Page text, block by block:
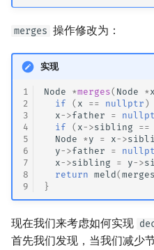
merges 操作修改为：
实现
1
2
3
4
5
6
7
8
9
Node *merges( Node * x
if
( x == nullptr )
x->father =
if
( x->sibling ==
Node
* y = x->
y->father =
x->sibling = y->
return
meld(merges
}
现在我们来考虑如何实现
首先我们发现，当我们减少